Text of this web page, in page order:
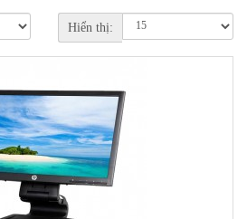
Hiển thị: